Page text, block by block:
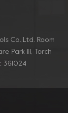
Co.,Ltd. Room
Park Ill, Torch
361024